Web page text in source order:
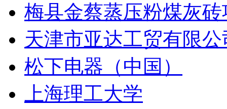
梅县金蔡蒸压粉煤灰砖
天津市亚达工贸有限
松下电器（中国）
上海理工大学